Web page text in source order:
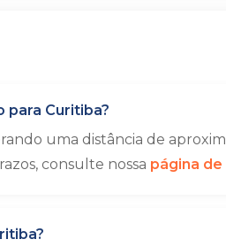
para Curitiba?
uma distância de
consulte nossa página